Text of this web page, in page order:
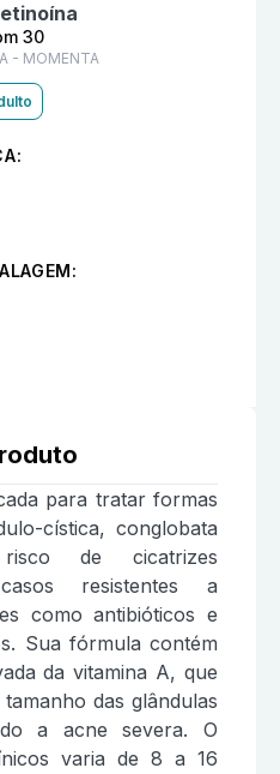
30
- MOMENTA
para tratar formas
cística, conglobata
de cicatrizes
resistentes a
como antibióticos e
Sua fórmula contém
da vitamina A, que
das glândulas
a acne severa. O
varia de 8 a 16